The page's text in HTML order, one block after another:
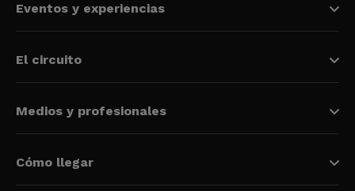
Eventos y experiencias
El circuito
Medios y profesionales
Cómo llegar